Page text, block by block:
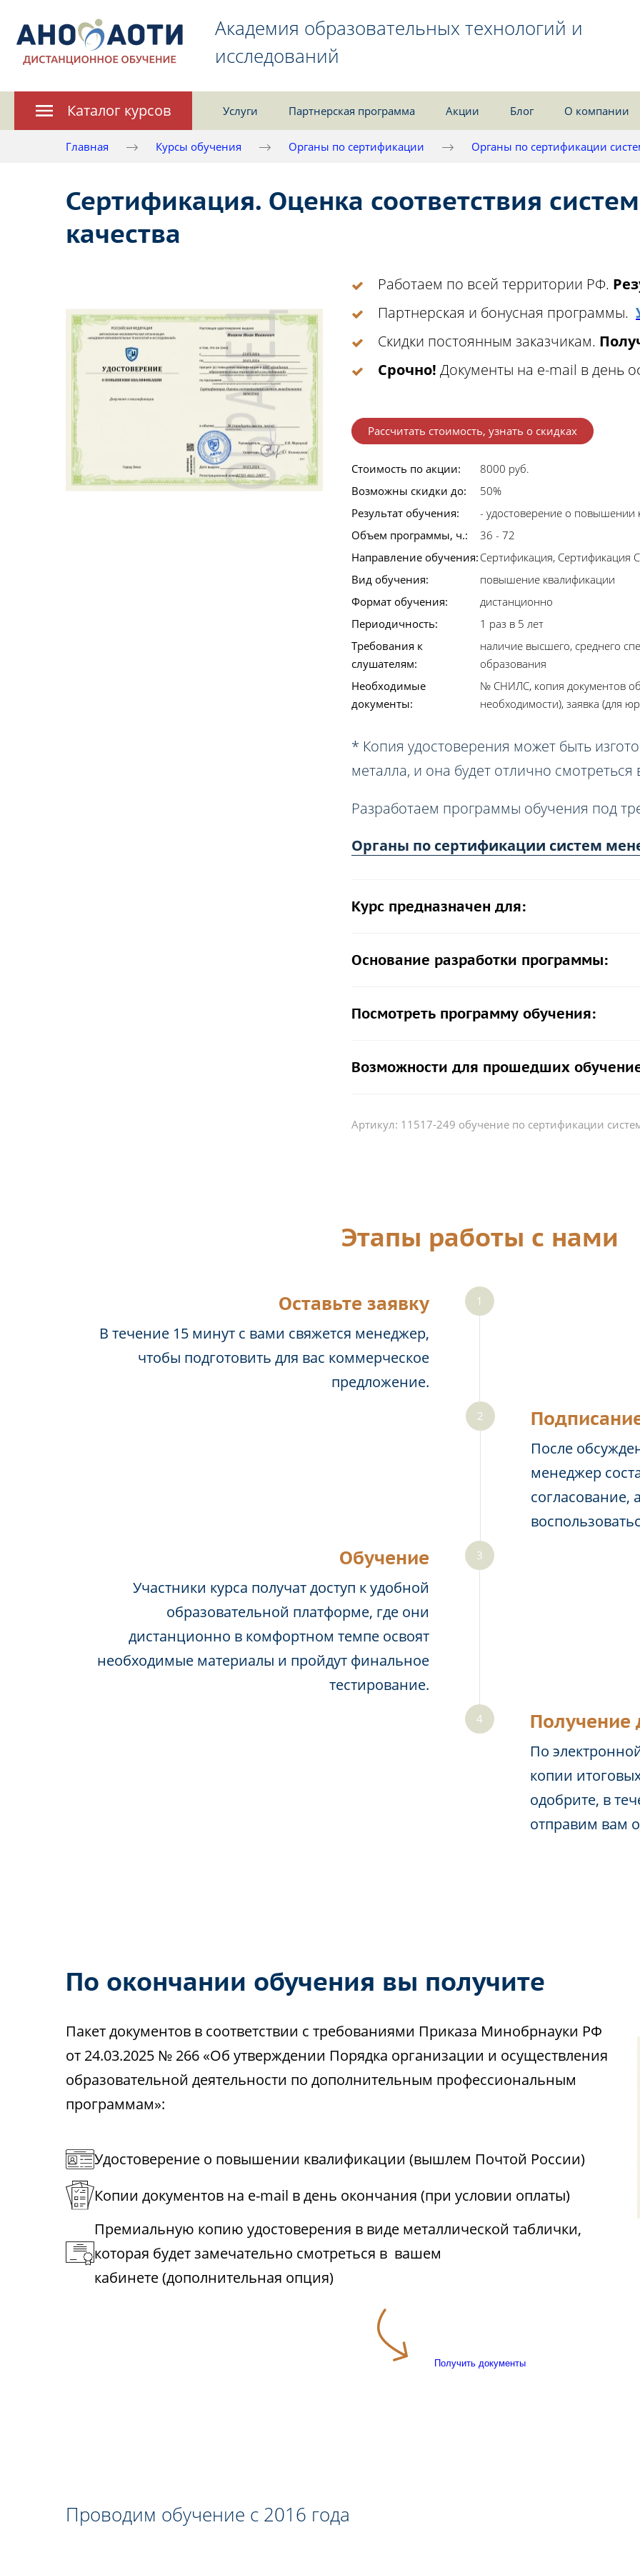
Академия образовательных технологий и
исследований
Каталог курсов Услуги Партнерская программа Акции Блог О компании
Главная Курсы обучения Органы по сертификации Органы по сертификации
Сертификация. Оценка соответствия
качества
Работаем по всей территории РФ.
Партнерская и бонусная программы.
Скидки постоянным заказчикам.
Срочно! Документы на e-mail в день
Рассчитать стоимость, узнать о скидках
Стоимость по акции:
8000 руб.
Возможны скидки до:
50%
Результат обучения:
- удостоверение о повышении
Объем программы, ч.:
36 - 72
Направление обучения: Сертификация, Сертификация
Вид обучения:
повышение квалификации
Формат обучения:
дистанционно
Периодичность:
1 раз в 5 лет
Требования к
слушателям:
наличие высшего, среднего
образования
Необходимые
документы:
№ СНИЛС, копия документов
необходимости), заявка (для
* Копия удостоверения может быть
металла, и она будет отлично
Разработаем программы обучения под
Органы по сертификации систем
Курс предназначен для:
Основание разработки программы:
Посмотреть программу обучения:
Возможности для прошедших
Артикул: 11517-249 обучение по сертификации
Этапы работы с нами
Оставьте заявку
В течение 15 минут с вами свяжется менеджер,
чтобы подготовить для вас коммерческое
предложение.
После
менеджер
Обучение
Участники курса получат доступ к удобной
образовательной платформе, где они
дистанционно в комфортном темпе освоят
необходимые материалы и пройдут финальное
тестирование.
Получение
По
копии
одобрите, в
отправим вам
По окончании обучения вы получите
Пакет документов в соответствии с требованиями Приказа Минобрнауки РФ
от 24.03.2025 № 266 «Об утверждении Порядка организации и осуществления
образовательной деятельности по дополнительным профессиональным
программам»:
Удостоверение о повышении квалификации (вышлем Почтой России)
Копии документов на e-mail в день окончания (при условии оплаты)
Премиальную копию удостоверения в виде металлической таблички,
которая будет замечательно смотреться в вашем
кабинете (дополнительная опция)
Получить документы
Проводим обучение с 2016 года